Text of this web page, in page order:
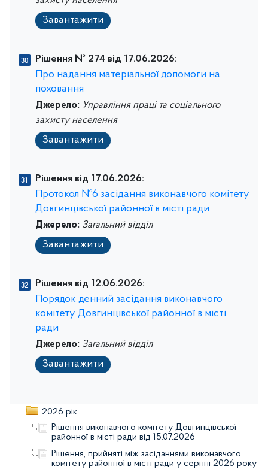
Завантажити
Рішення № 274 від 17.06.2026:
Про надання матеріальної допомоги на
поховання
Джерело: Управління праці та соціального
захисту населення
Завантажити
Рішення від 17.06.2026:
Протокол №6 засідання виконавчого комітету
Довгинцівської районної в місті ради
Джерело: Загальний відділ
Завантажити
Рішення від 12.06.2026:
Порядок денний засідання виконавчого
комітету Довгинцівської районної в місті
ради
Джерело: Загальний відділ
Завантажити
2026 рік
Рішення виконавчого комітету Довгинцівської
районної в місті ради від 15.07.2026
Рішення, прийняті між засіданнями виконавчого
комітету районної в місті ради у серпні 2026 року